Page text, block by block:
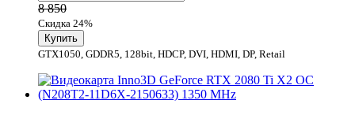
8 850
Скидка 24%
GTX1050, GDDR5, 128bit, HDCP, DVI, HDMI, DP, Retail